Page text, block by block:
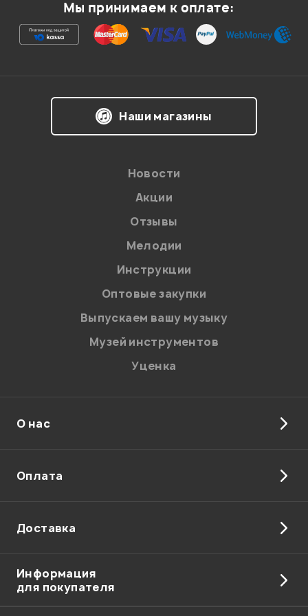
Ваша оценка:
на обработку персональных данных в
Политикой в отношении обработки
персональных данных.
Введите проверочное число:
Отправить
Мы принимаем к оплате:
Наши магазины
Новости
Акции
Отзывы
Мелодии
Инструкции
Оптовые закупки
Выпускаем вашу музыку
Музей инструментов
Уценка
О нас
Оплата
Доставка
Информация
для покупателя